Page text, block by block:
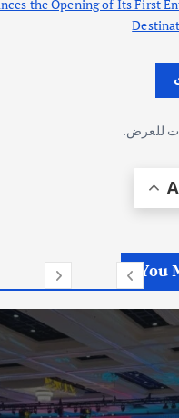
the Opening of Its First
للعرض.
You